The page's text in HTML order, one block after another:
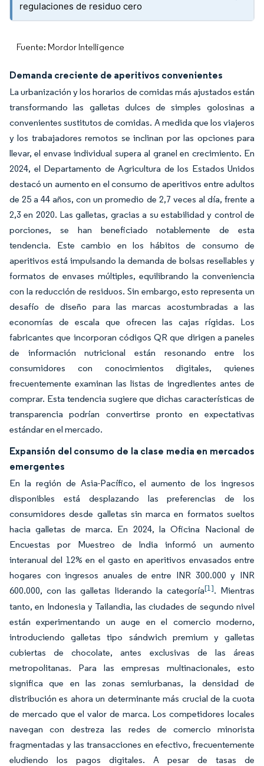
regulaciones de residuo cero
Fuente: Mordor Intelligence
Demanda creciente de aperitivos convenientes
La urbanización y los horarios de comidas más ajustados están
transformando las galletas dulces de simples golosinas a
convenientes sustitutos de comidas. A medida que los viajeros
y los trabajadores remotos se inclinan por las opciones para
llevar, el envase individual supera al granel en crecimiento. En
2024, el Departamento de Agricultura de los Estados Unidos
destacó un aumento en el consumo de aperitivos entre adultos
de 25 a 44 años, con un promedio de 2,7 veces al día, frente a
2,3 en 2020. Las galletas, gracias a su estabilidad y control de
porciones, se han beneficiado notablemente de esta
tendencia. Este cambio en los hábitos de consumo de
aperitivos está impulsando la demanda de bolsas resellables y
formatos de envases múltiples, equilibrando la conveniencia
con la reducción de residuos. Sin embargo, esto representa un
desafío de diseño para las marcas acostumbradas a las
economías de escala que ofrecen las cajas rígidas. Los
fabricantes que incorporan códigos QR que dirigen a paneles
de información nutricional están resonando entre los
consumidores con conocimientos digitales, quienes
frecuentemente examinan las listas de ingredientes antes de
comprar. Esta tendencia sugiere que dichas características de
transparencia podrían convertirse pronto en expectativas
estándar en el mercado.
Expansión del consumo de la clase media en mercados
emergentes
En la región de Asia-Pacífico, el aumento de los ingresos
disponibles está desplazando las preferencias de los
consumidores desde galletas sin marca en formatos sueltos
hacia galletas de marca. En 2024, la Oficina Nacional de
Encuestas por Muestreo de India informó un aumento
interanual del 12% en el gasto en aperitivos envasados entre
hogares con ingresos anuales de entre INR 300.000 y INR
600.000, con las galletas liderando la categoría[1]. Mientras
tanto, en Indonesia y Tailandia, las ciudades de segundo nivel
están experimentando un auge en el comercio moderno,
introduciendo galletas tipo sándwich premium y galletas
cubiertas de chocolate, antes exclusivas de las áreas
metropolitanas. Para las empresas multinacionales, esto
significa que en las zonas semiurbanas, la densidad de
distribución es ahora un determinante más crucial de la cuota
de mercado que el valor de marca. Los competidores locales
navegan con destreza las redes de comercio minorista
fragmentadas y las transacciones en efectivo, frecuentemente
eludiendo los pagos digitales. A pesar de tasas de